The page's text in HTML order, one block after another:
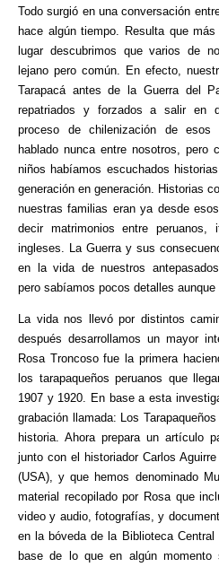
Todo surgió en una conversación
hace algún tiempo. Resulta que
lugar descubrimos que varios de
lejano pero común. En efecto,
Tarapacá antes de la Guerra del
repatriados y forzados a salir en
proceso de chilenización de esos
hablado nunca entre nosotros, pero
niños habíamos escuchados
generación en generación. Historias
nuestras familias eran ya desde
decir matrimonios entre peruanos,
ingleses. La Guerra y sus
en la vida de nuestros
pero sabíamos pocos detalles aunque
La vida nos llevó por distintos
después desarrollamos un mayor
Rosa Troncoso fue la primera
los tarapaqueños peruanos que
1907 y 1920. En base a esta
grabación llamada: Los
historia. Ahora prepara un artículo
junto con el historiador Carlos
(USA), y que hemos denominado
material recopilado por Rosa que
video y audio, fotografías, y
en la bóveda de la Biblioteca
base de lo que en algún momento